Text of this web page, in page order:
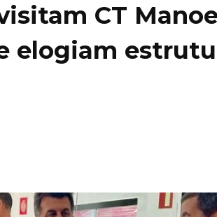
CT
elogiam